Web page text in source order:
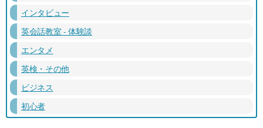
インタビュー
英会話教室 - 体験談
エンタメ
英検・その他
ビジネス
初心者